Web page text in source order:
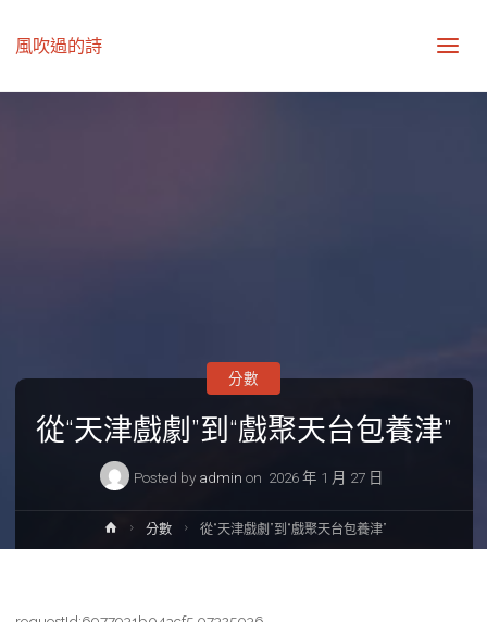
風吹過的詩
從“天津戲劇”到“戲聚天台包養津”
Posted by admin on 2026 年 1 月 27 日
分數
Home分數 從“天津戲劇”到“戲聚天台包養津”